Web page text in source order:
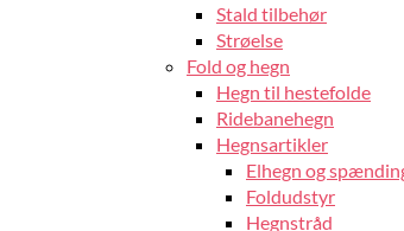
Stald tilbehør
Strøelse
Fold og hegn
Hegn til hestefolde
Ridebanehegn
Hegnsartikler
Elhegn og
Foldudstyr
Hegnstråd